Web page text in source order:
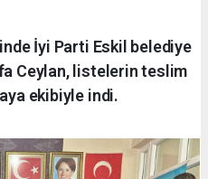
İyi Parti Eskil belediye
Ceylan, listelerin teslim
ekibiyle indi.